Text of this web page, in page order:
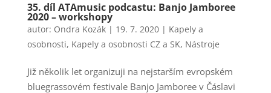
35. díl ATAmusic podcastu: Banjo Jamboree
2020 – workshopy
autor: Ondra Kozák| 19. 7. 2020| Kapely a
osobnosti, Kapely a osobnosti CZ a SK, Nástroje
Již několik let organizuji na nejstarším evropském
bluegrassovém festivale Banjo Jamboree v Čáslavi